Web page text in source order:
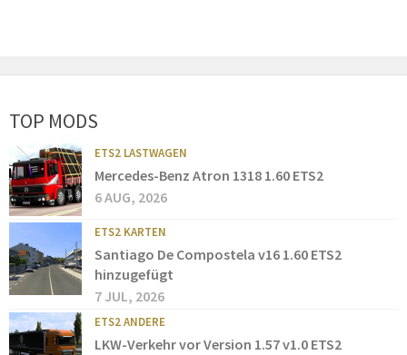
TOP MODS
ETS2 LASTWAGEN
Mercedes-Benz Atron 1318 1.60 ETS2
6 AUG, 2026
ETS2 KARTEN
Santiago De Compostela v16 1.60 ETS2
hinzugefügt
7 JUL, 2026
ETS2 ANDERE
LKW-Verkehr vor Version 1.57 v1.0 ETS2